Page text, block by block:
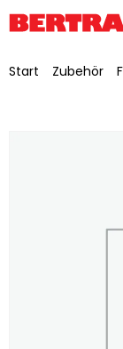
Start Zubehör